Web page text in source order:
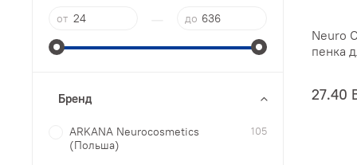
Neuro
пенка
27.40
от до
Бренд
ARKANA Neurocosmetics
(Польша)
105